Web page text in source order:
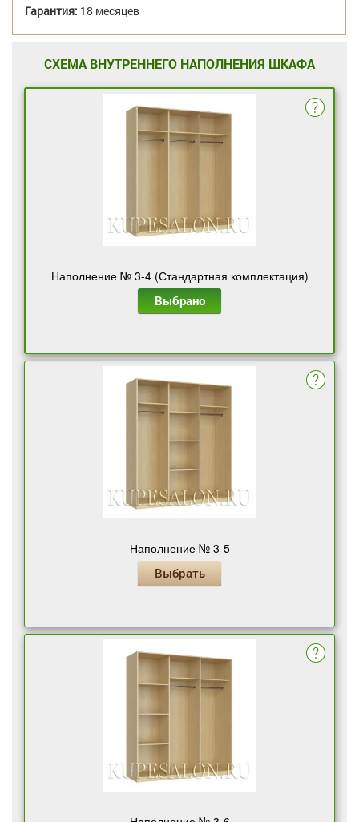
Гарантия: 18 месяцев
СХЕМА ВНУТРЕННЕГО НАПОЛНЕНИЯ ШКАФА
Наполнение № 3-4 (Стандартная комплектация)
Выбрано
Наполнение № 3-5
Выбрать